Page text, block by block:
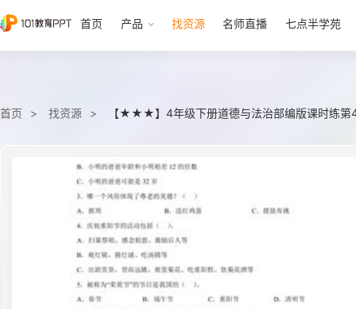
首页 产品 找资源 名师直播 七点半学苑
首页 找资源 【★★★】4年级下册道德与法治部编版课时练第